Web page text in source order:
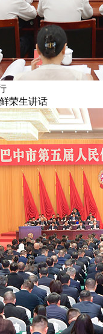
荣生讲话